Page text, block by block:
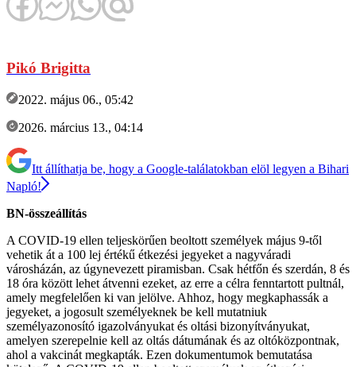
Pikó Brigitta
2022. május 06., 05:42
2026. március 13., 04:14
Itt állíthatja be, hogy a Google-találatokban elöl legyen a Bihari
Napló!
BN-összeállítás
A COVID-19 ellen teljeskörűen beoltott személyek május 9-től
vehetik át a 100 lej értékű étkezési jegyeket a nagyváradi
városházán, az úgynevezett piramisban. Csak hétfőn és szerdán, 8 és
18 óra között lehet átvenni ezeket, az erre a célra fenntartott pultnál,
amely megfelelően ki van jelölve. Ahhoz, hogy megkaphassák a
jegyeket, a jogosult személyeknek be kell mutatniuk
személyazonosító igazolványukat és oltási bizonyítványukat,
amelyen szerepelnie kell az oltás dátumának és az oltóközpontnak,
ahol a vakcinát megkapták. Ezen dokumentumok bemutatása